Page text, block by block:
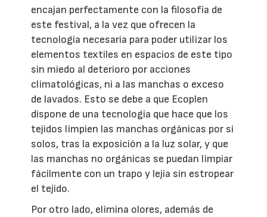
encajan perfectamente con la filosofía de
este festival, a la vez que ofrecen la
tecnología necesaria para poder utilizar los
elementos textiles en espacios de este tipo
sin miedo al deterioro por acciones
climatológicas, ni a las manchas o exceso
de lavados. Esto se debe a que Ecoplen
dispone de una tecnología que hace que los
tejidos limpien las manchas orgánicas por sí
solos, tras la exposición a la luz solar, y que
las manchas no orgánicas se puedan limpiar
fácilmente con un trapo y lejía sin estropear
el tejido.
Por otro lado, elimina olores, además de